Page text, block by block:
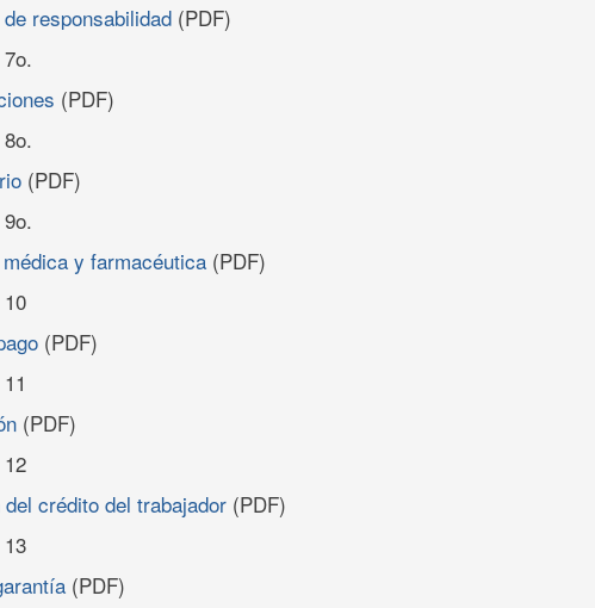
responsabilidad (PDF)
(PDF)
(PDF)
y farmacéutica (PDF)
(PDF)
(PDF)
crédito del trabajador (PDF)
(PDF)